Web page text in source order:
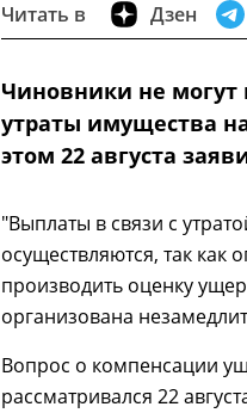
Читать в Дзен
Чиновники не
утраты имущества
этом 22 августа
"Выплаты в связи с
осуществляются, так как
производить оценку
организована
Вопрос о компенсации
рассматривался 22